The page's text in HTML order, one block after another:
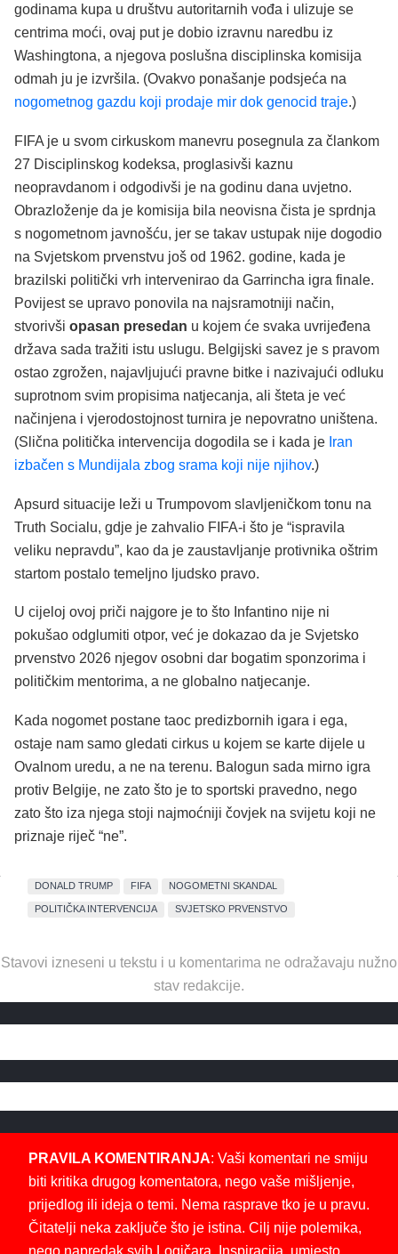
godinama kupa u društvu autoritarnih vođa i ulizuje se
centrima moći, ovaj put je dobio izravnu naredbu iz
Washingtona, a njegova poslušna disciplinska komisija
odmah ju je izvršila. (Ovakvo ponašanje podsjeća na
nogometnog gazdu koji prodaje mir dok genocid traje.)
FIFA je u svom cirkuskom manevru posegnula za člankom
27 Disciplinskog kodeksa, proglasivši kaznu
neopravdanom i odgodivši je na godinu dana uvjetno.
Obrazloženje da je komisija bila neovisna čista je sprdnja
s nogometnom javnošću, jer se takav ustupak nije dogodio
na Svjetskom prvenstvu još od 1962. godine, kada je
brazilski politički vrh intervenirao da Garrincha igra finale.
Povijest se upravo ponovila na najsramotniji način,
stvorivši opasan presedan u kojem će svaka uvrijeđena
država sada tražiti istu uslugu. Belgijski savez je s pravom
ostao zgrožen, najavljujući pravne bitke i nazivajući odluku
suprotnom svim propisima natjecanja, ali šteta je već
načinjena i vjerodostojnost turnira je nepovratno uništena.
(Slična politička intervencija dogodila se i kada je Iran
izbačen s Mundijala zbog srama koji nije njihov.)
Apsurd situacije leži u Trumpovom slavljeničkom tonu na
Truth Socialu, gdje je zahvalio FIFA-i što je “ispravila
veliku nepravdu”, kao da je zaustavljanje protivnika oštrim
startom postalo temeljno ljudsko pravo.
U cijeloj ovoj priči najgore je to što Infantino nije ni
pokušao odglumiti otpor, već je dokazao da je Svjetsko
prvenstvo 2026 njegov osobni dar bogatim sponzorima i
političkim mentorima, a ne globalno natjecanje.
Kada nogomet postane taoc predizbornih igara i ega,
ostaje nam samo gledati cirkus u kojem se karte dijele u
Ovalnom uredu, a ne na terenu. Balogun sada mirno igra
protiv Belgije, ne zato što je to sportski pravedno, nego
zato što iza njega stoji najmoćniji čovjek na svijetu koji ne
priznaje riječ “ne”.
DONALD TRUMP FIFA NOGOMETNI SKANDAL
POLITIČKA INTERVENCIJA SVJETSKO PRVENSTVO
Stavovi izneseni u tekstu i u komentarima ne odražavaju nužno
stav redakcije.
PRAVILA KOMENTIRANJA: Vaši komentari ne smiju
biti kritika drugog komentatora, nego vaše mišljenje,
prijedlog ili ideja o temi. Nema rasprave tko je u pravu.
Čitatelji neka zaključe što je istina. Cilj nije polemika,
nego napredak svih Logičara. Inspiracija, umjesto